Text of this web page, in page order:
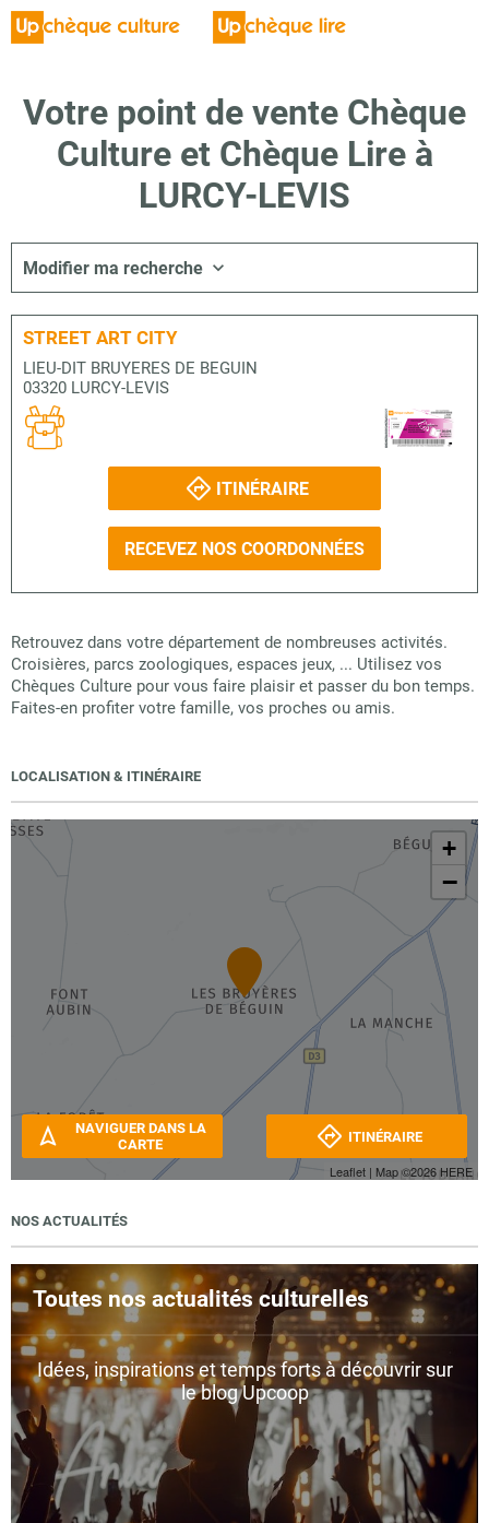
Votre point de vente Chèque
Culture et Chèque Lire à
LURCY-LEVIS
Modifier ma recherche
STREET ART CITY
LIEU-DIT BRUYERES DE BEGUIN
03320 LURCY-LEVIS
ITINÉRAIRE
RECEVEZ NOS COORDONNÉES
Retrouvez dans votre département de nombreuses activités.
Croisières, parcs zoologiques, espaces jeux, ... Utilisez vos
Chèques Culture pour vous faire plaisir et passer du bon temps.
Faites-en profiter votre famille, vos proches ou amis.
LOCALISATION & ITINÉRAIRE
+
−
Leaflet | Map ©2026HERE
NAVIGUER DANS LA
CARTE
ITINÉRAIRE
NOS ACTUALITÉS
Toutes nos actualités culturelles
Idées, inspirations et temps forts à découvrir sur
le blog Upcoop